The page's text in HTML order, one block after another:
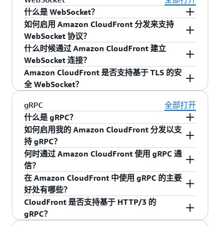
性能。
Web ACL 覆盖
地理限制覆盖
机构（CA）颁发证书，ACM 同样支持第三方 CA
颁发的证书。在这种情况下，您需要负责证书的
生命周期管理（初始上传、续期、后续上传），
当证书临近过期时，ACM 会通过 CloudWatch 和
电子邮件向 AWS 账户所有者发送通知。有关更多
详细信息，可访问
https://aws.amazon.com/certificate-
manager/faqs/。
ALIAS 记录，使其指向 CloudFront 提供的域。对
于无法使用 Route 53 来管理自定义域的客户，任
播静态 IP 可提供一组专用 IP 地址，用于替代
CNAME/ALIAS 记录。单击此处了解更多信息。
量收费。分发租户是从 CloudFront 多租户分发继
承配置设置的新资源。有关详细信息，请参阅
CloudFront 定价页面
什么是 WebSocket？
WebSocket 是一种实时通信协议，通过长时间保
持的 TCP 连接实现客户端与服务器之间的双向通
信。通过使用持续的开放连接，客户端和服务器
可以互相发送实时数据而不必频繁地重新启动连
接以检查是否有要交换的数据。WebSocket 连接
通常用于聊天应用程序、协作平台、多人游戏和
金融交易平台。请参阅我们的文档，以详细了解
如何结合使用 WebSocket 协议与 Amazon
CloudFront。
如何启用 Amazon CloudFront 分发来支持
WebSocket 协议？
您可以在全局范围内使用 WebSocket，并且不需
要额外的配置即可在 CloudFront 资源中启用
WebSocket 协议，因为现在默认情况下支持该协
议。
什么时候通过 Amazon CloudFront 建立
WebSocket 连接？
Amazon CloudFront 仅在客户端包含“Upgrade:
websocket”标头且服务器响应 HTTP 状态代码
101 以确认其可以切换到 WebSocket 协议时建立
WebSocket 连接。
Amazon CloudFront 是否支持基于 TLS 的安
全 WebSocket？
是的。Amazon CloudFront 支持使用 SSL/TLS 协
议加密的 WebSocket 连接（WSS）。
gRPC
全部打开
什么是 gRPC？
gRPC 是一个现代的开源远程过程调用（RPC）框
架，支持客户端和服务器基于长期的 HTTP/2 连
接进行双向通信。通过使用持久开放连接，客户
端和服务器可以相互发送实时数据，而无需客户
端频繁重新启动连接来检查要交换的新数据。
gRPC 非常适合低延迟和高传输速度至关重要的使
用场景，例如实时通信应用程序和在线游戏。
如何启用我的 Amazon CloudFront 分发以支
持 gRPC？
gRPC 需在 CloudFront 分发的每个缓存行为上启
用。启用 gRPC 将确保该分发上同时启用 HTTP/2
以及对 POST 请求的支持。gRPC 仅支持基于
HTTP/2 的 POST 方法。
何时通过 Amazon CloudFront 使用 gRPC 通
信？
当满足以下条件时，Amazon CloudFront 会通过
gRPC 进行通信：
已在您的分发上启用 HTTP/2
在 Amazon CloudFront 中使用 gRPC 的主要
好处有哪些？
安全性 — gRPC 使用 HTTP/2，可确保从客户
端到原始服务器的流量经过端到端加密。此
CloudFront 是否支持基于 HTTP/3 的
gRPC？